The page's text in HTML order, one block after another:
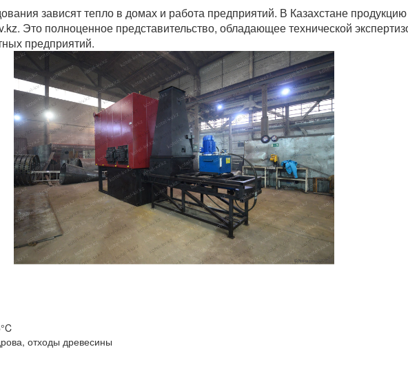
зависят тепло в домах и работа предприятий. В Казахстане продукцию
Это полноценное представительство, обладающее технической
предприятий.
отходы древесины